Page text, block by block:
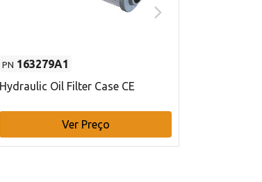
PN 163279A1
Hydraulic Oil Filter Case CE
Ver Preço